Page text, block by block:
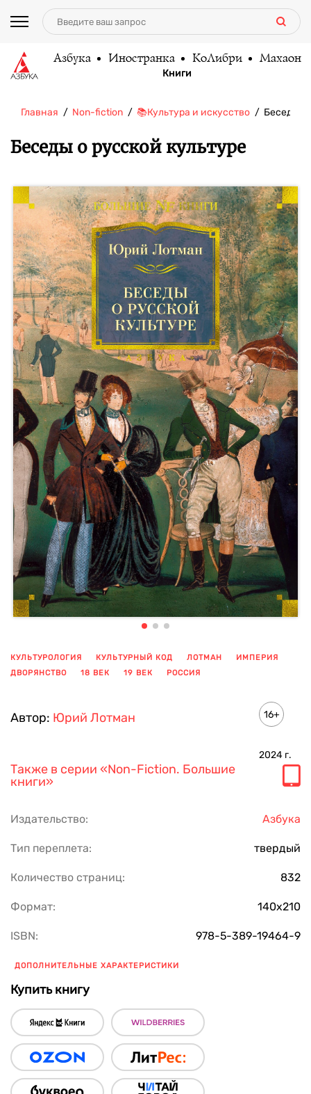
Азбука Иностранка КоЛибри Махаон
Книги
Главная Non-fiction 📚Культура и искусство Беседы о
Беседы о русской культуре
КУЛЬТУРОЛОГИЯ КУЛЬТУРНЫЙ КОД ЛОТМАН
ИМПЕРИЯ
ДВОРЯНСТВО
18 ВЕК 19 ВЕК РОССИЯ
Автор: Юрий Лотман 16+
2024 г.
Также в серии «Non-Fiction. Большие
книги»
Издательство: Азбука
Тип переплета: твердый
Количество страниц: 832
Формат: 140х210
ISBN: 978-5-389-19464-9
ДОПОЛНИТЕЛЬНЫЕ ХАРАКТЕРИСТИКИ
Купить книгу